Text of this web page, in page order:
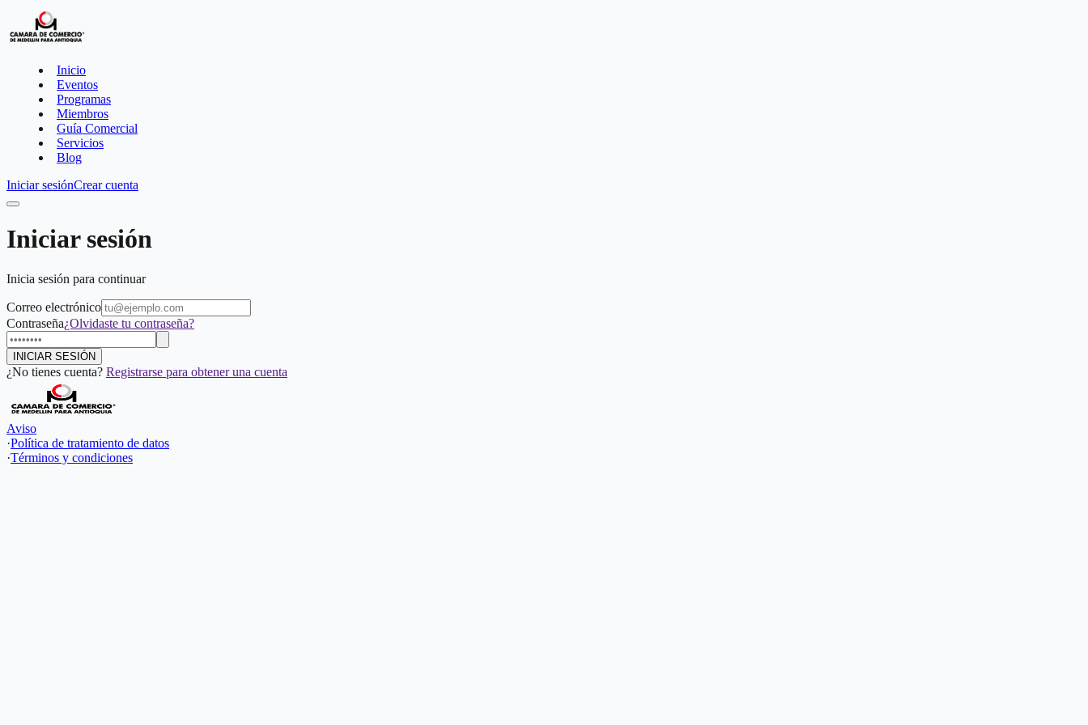
Inicio
Eventos
Programas
Miembros
Guía Comercial
Servicios
Blog
Iniciar sesiónCrear cuenta
Iniciar sesión
Inicia sesión para continuar
Correo electrónico
Contraseña¿Olvidaste tu contraseña?
INICIAR SESIÓN
¿No tienes cuenta? Registrarse para obtener una cuenta
Aviso
·Política de tratamiento de datos
·Términos y condiciones